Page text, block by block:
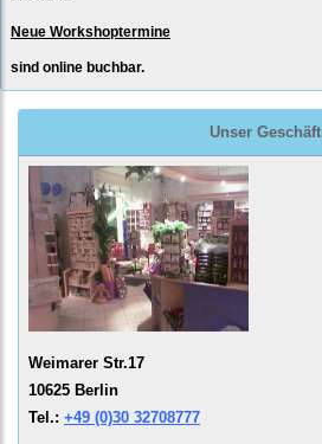
Neue Workshoptermine
sind online buchbar.
Unser Geschäft
Weimarer Str.17
10625 Berlin
Tel.: +49 (0)30 32708777